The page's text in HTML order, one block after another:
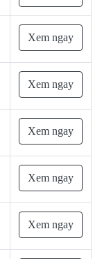
Xem ngay
Xem ngay
Xem ngay
Xem ngay
Xem ngay